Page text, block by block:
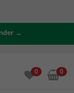
→
0 0